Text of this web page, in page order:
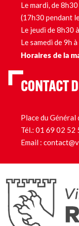
Le mardi, de
(17h30 pendant
Le jeudi de 8h30
Le samedi de 9h
Horaires de la
CONTACT
Place du Général
Tél.: 01 69 02 52
Email :